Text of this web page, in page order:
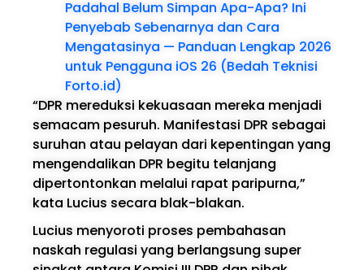
Padahal Belum Simpan Apa-Apa? Ini
Penyebab Sebenarnya dan Cara
Mengatasinya — Panduan Lengkap 2026
untuk Pengguna iOS 26 (Bedah Teknisi
Forto.id)
“DPR mereduksi kekuasaan mereka menjadi
semacam pesuruh. Manifestasi DPR sebagai
suruhan atau pelayan dari kepentingan yang
mengendalikan DPR begitu telanjang
dipertontonkan melalui rapat paripurna,”
kata Lucius secara blak-blakan.
Lucius menyoroti proses pembahasan
naskah regulasi yang berlangsung super